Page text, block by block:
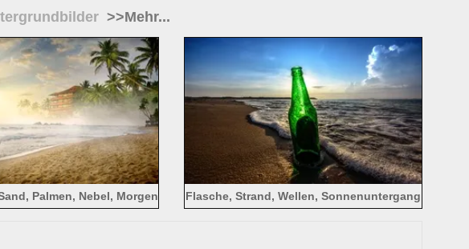
>>Mehr...
Palmen, Nebel, Morgen Flasche, Strand, Wellen, Sonnenuntergang